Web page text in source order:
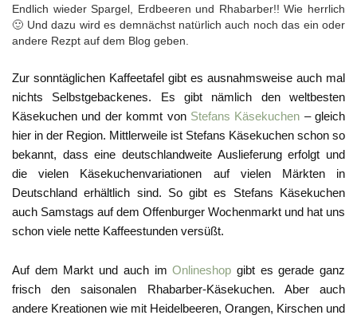
Endlich wieder Spargel, Erdbeeren und Rhabarber!! Wie herrlich
🙂 Und dazu wird es demnächst natürlich auch noch das ein oder
andere Rezpt auf dem Blog geben.
Zur sonntäglichen Kaffeetafel gibt es ausnahmsweise auch mal
nichts Selbstgebackenes. Es gibt nämlich den weltbesten
Käsekuchen und der kommt von Stefans Käsekuchen – gleich
hier in der Region. Mittlerweile ist Stefans Käsekuchen schon so
bekannt, dass eine deutschlandweite Auslieferung erfolgt und
die vielen Käsekuchenvariationen auf vielen Märkten in
Deutschland erhältlich sind. So gibt es Stefans Käsekuchen
auch Samstags auf dem Offenburger Wochenmarkt und hat uns
schon viele nette Kaffeestunden versüßt.
Auf dem Markt und auch imOnlineshop gibt es gerade ganz
frisch den saisonalen Rhabarber-Käsekuchen. Aber auch
andere Kreationen wie mit Heidelbeeren, Orangen, Kirschen und